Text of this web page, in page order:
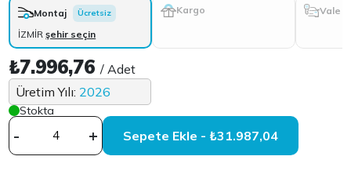
Montaj Ücretsiz
İZMİRşehir seçin
Kargo Vale
₺7.996,76/ Adet
Üretim Yılı: 2026
Stokta
- + Sepete Ekle - ₺31.987,04